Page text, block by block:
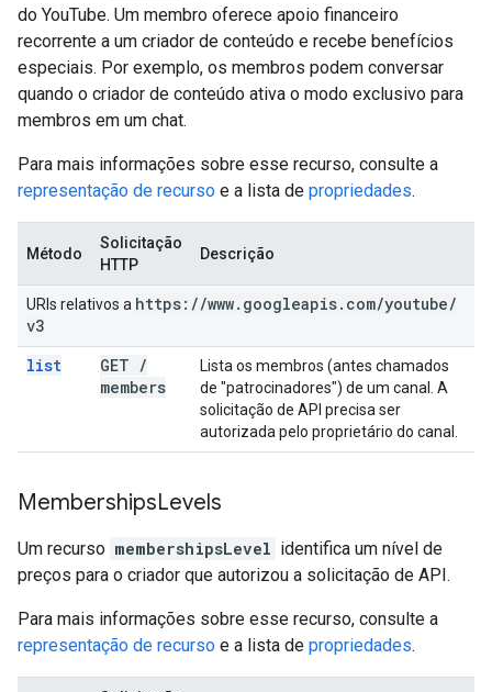
do YouTube. Um membro oferece apoio financeiro
recorrente a um criador de conteúdo e recebe benefícios
especiais. Por exemplo, os membros podem conversar
quando o criador de conteúdo ativa o modo exclusivo para
membros em um chat.
Para mais informações sobre esse recurso, consulte a
representação de recurso e a lista de propriedades.
Método
Solicitação
HTTP
Descrição
URIs relativos a https: //www. googleapis. com/youtube/
v3
list
GET /
members
Lista os membros (antes chamados
de "patrocinadores") de um canal. A
solicitação de API precisa ser
autorizada pelo proprietário do canal.
MembershipsLevels
Um recurso membershipsLevel identifica um nível de
preços para o criador que autorizou a solicitação de API.
Para mais informações sobre esse recurso, consulte a
representação de recurso e a lista de propriedades.